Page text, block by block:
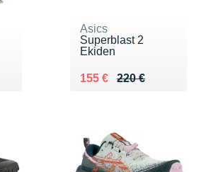
Asics
Superblast 2
Ekiden
220 €
Au lieu de 220 €
155 €
Vendu 155 €